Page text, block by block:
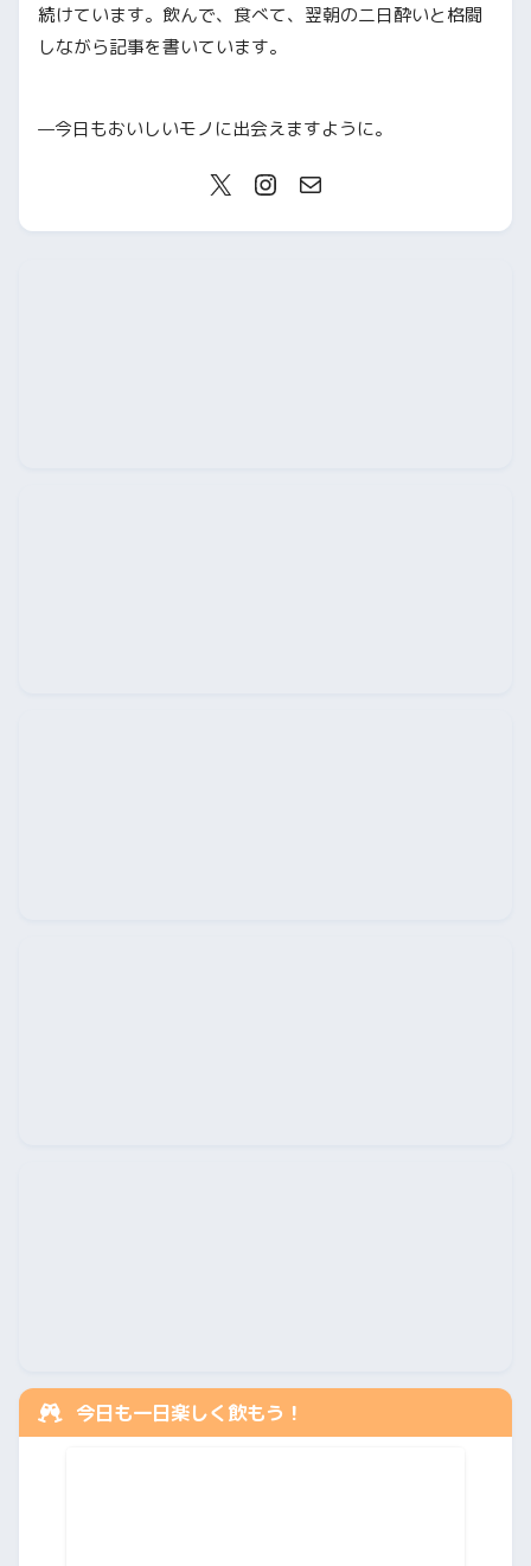
続けています。飲んで、食べて、翌朝の二日酔いと格闘
しながら記事を書いています。
—今日もおいしいモノに出会えますように。
今日も一日楽しく飲もう！